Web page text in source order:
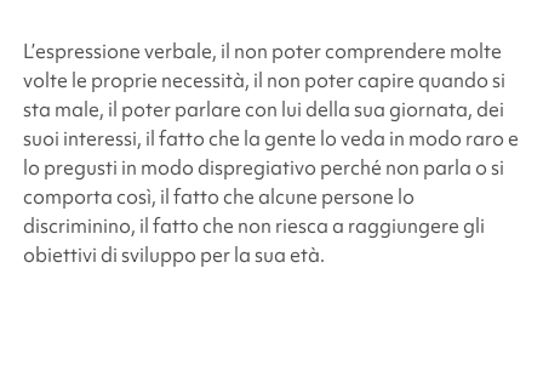
L’espressione verbale, il non poter comprendere molte
volte le proprie necessità, il non poter capire quando si
sta male, il poter parlare con lui della sua giornata, dei
suoi interessi, il fatto che la gente lo veda in modo raro e
lo pregusti in modo dispregiativo perché non parla o si
comporta così, il fatto che alcune persone lo
discriminino, il fatto che non riesca a raggiungere gli
obiettivi di sviluppo per la sua età.